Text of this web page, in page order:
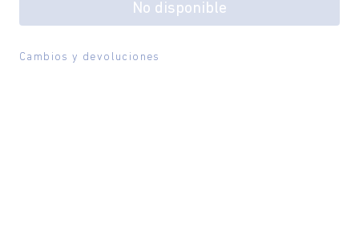
No disponible
Cambios y devoluciones